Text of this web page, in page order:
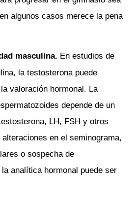
algunos casos merece la pena
masculina. En estudios de
la testosterona puede
valoración hormonal. La
depende de un
LH, FSH y otros
en el seminograma,
o sospecha de
analítica hormonal puede ser